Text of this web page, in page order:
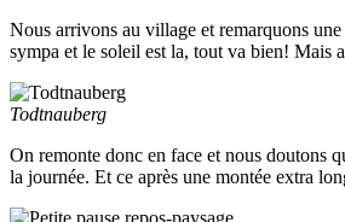
Nous arrivons au village et remarquons
sympa et le soleil est la, tout va bien! Mais
Todtnauberg
On remonte donc en face et nous doutons
la journée. Et ce après une montée extra